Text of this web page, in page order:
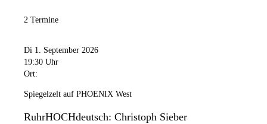
2 Termine
Di 1. September 2026
19:30 Uhr
Ort:
Spiegelzelt auf PHOENIX West
RuhrHOCHdeutsch: Christoph Sieber